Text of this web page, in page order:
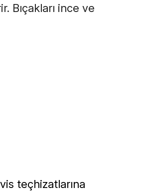
Bıçakları ince ve
teçhizatlarına